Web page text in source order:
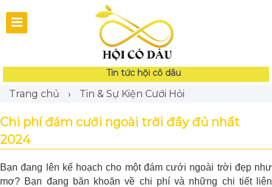
Tin tức hội cô dâu
Trang chủ › Tin & Sự Kiện Cưới Hỏi
Chi phí đám cưới ngoài trời đầy đủ nhất
2024
Bạn đang lên kế hoạch cho một đám cưới ngoài trời đẹp như
mơ? Bạn đang băn khoăn về chi phí và những chi tiết liên